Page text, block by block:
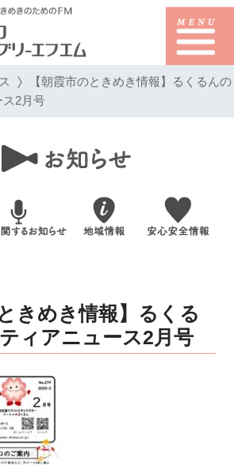
【朝霞市のときめき情報】るくるんの
ス2月号
きめき情報】るくる
ィアニュース2月号